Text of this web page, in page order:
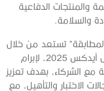
والمنتجات الدفاعية
والسلامة.
تستعد من خلال
مشاركتها المرتقبة في معرض آيدكس 2025، لإبرام
مع الشركاء، بهدف تعزيز
الاختبار والتأهيل، مع